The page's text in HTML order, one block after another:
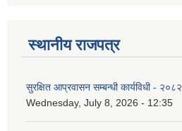
स्थानीय राजपत्र
सुरक्षित आप्रवासन सम्बन्धी कार्यविधी - २०८२
Wednesday, July 8, 2026 - 12:35